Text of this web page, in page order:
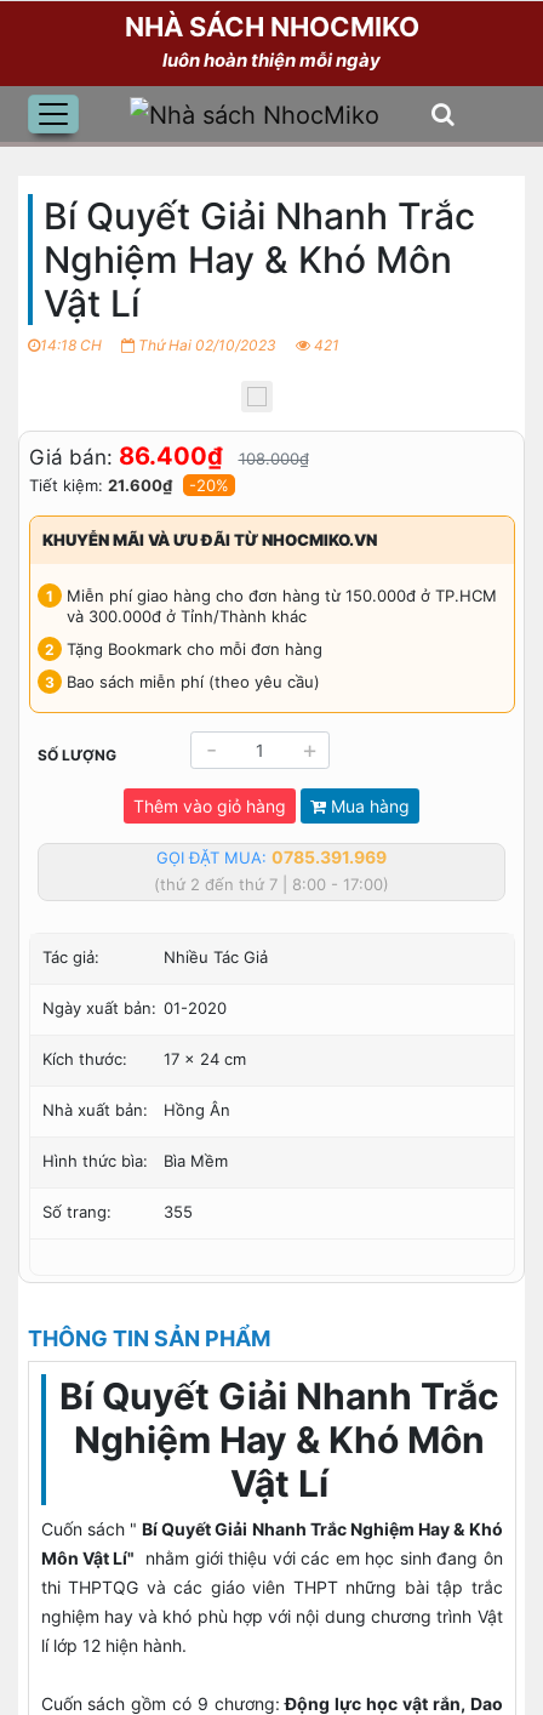
NHÀ SÁCH NHOCMIKO
luôn hoàn thiện mỗi ngày
Bí Quyết Giải Nhanh Trắc
Nghiệm Hay & Khó Môn
Vật Lí
14:18 CH Thứ Hai 02/10/2023 421
Giá bán: 86.400₫
108.000₫
Tiết kiệm: 21.600₫ -20%
KHUYỄN MÃI VÀ ƯU ĐÃI TỪ NHOCMIKO.VN
Miễn phí giao hàng cho đơn hàng từ 150.000đ ở TP.HCM
và 300.000đ ở Tỉnh/Thành khác
Tặng Bookmark cho mỗi đơn hàng
Bao sách miễn phí (theo yêu cầu)
SỐ LƯỢNG - +
Thêm vào giỏ hàng Mua hàng
GỌI ĐẶT MUA: 0785.391.969
(thứ 2 đến thứ 7 | 8:00 - 17:00)
Tác giả: Nhiều Tác Giả
Ngày xuất bản: 01-2020
Kích thước: 17 x 24 cm
Nhà xuất bản: Hồng Ân
Hình thức bìa: Bìa Mềm
Số trang: 355
THÔNG TIN SẢN PHẨM
Bí Quyết Giải Nhanh Trắc
Nghiệm Hay & Khó Môn
Vật Lí
Cuốn sách "Bí Quyết Giải Nhanh Trắc Nghiệm Hay & Khó
Môn Vật Lí" nhằm giới thiệu với các em học sinh đang ôn
thi THPTQG và các giáo viên THPT những bài tập trắc
nghiệm hay và khó phù hợp với nội dung chương trình Vật
lí lớp 12 hiện hành.
Cuốn sách gồm có 9 chương: Động lực học vật rắn, Dao